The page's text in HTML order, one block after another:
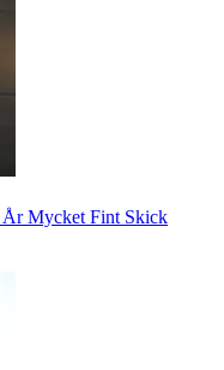
År Mycket Fint Skick